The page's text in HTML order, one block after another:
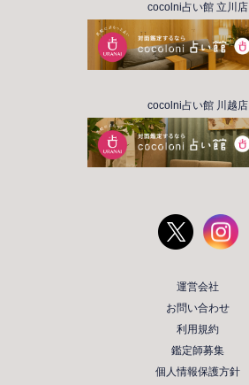
cocolni占い館 立川店
cocolni占い館 川越店
運営会社
お問い合わせ
利用規約
鑑定師募集
個人情報保護方針